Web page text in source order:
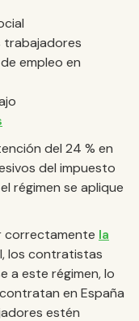
trabajadores
empleo en
del 24 % en
del impuesto
régimen se aplique
correctamente la
los contratistas
a este régimen, lo
en España
estén